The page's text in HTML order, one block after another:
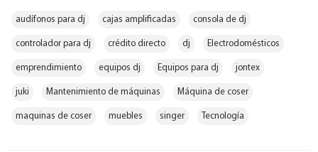
audífonos para dj cajas amplificadas consola de dj
controlador para dj crédito directo dj Electrodomésticos
emprendimiento equipos dj Equipos para dj jontex
juki Mantenimiento de máquinas Máquina de coser
maquinas de coser muebles singer Tecnología